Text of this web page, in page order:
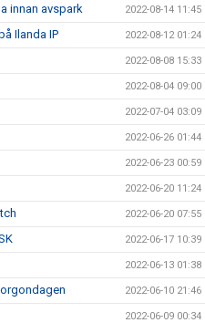
innan avspark 2022-08-14 11:45
Ilanda IP 2022-08-12 01:24
2022-08-08 15:33
2022-08-04 09:00
2022-07-04 03:09
2022-06-26 01:44
2022-06-23 00:59
2022-06-20 11:24
2022-06-20 07:55
2022-06-17 10:39
2022-06-13 01:38
2022-06-10 21:46
2022-06-09 00:34